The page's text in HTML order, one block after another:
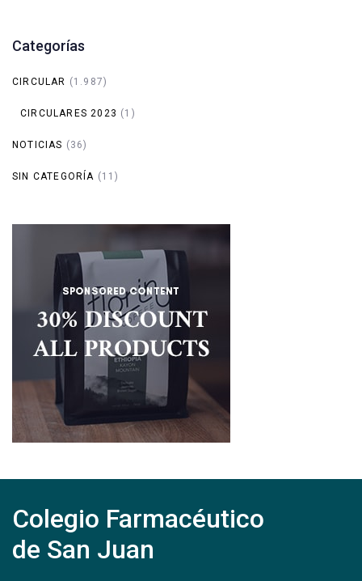
Categorías
CIRCULAR (1.987)
CIRCULARES 2023 (1)
NOTICIAS (36)
SIN CATEGORÍA (11)
Colegio Farmacéutico
de San Juan